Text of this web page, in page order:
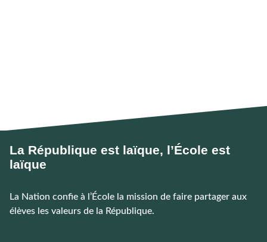
La République est laïque, l’École est
laïque
La Nation confie à l’École la mission de faire partager aux
élèves les valeurs de la République.